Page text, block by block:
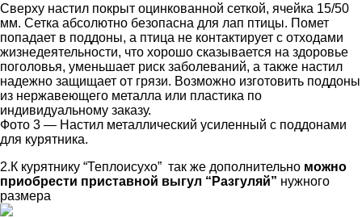
Сверху настил покрыт оцинкованной сеткой, ячейка 15/50
мм. Сетка абсолютно безопасна для лап птицы. Помет
попадает в поддоны, а птица не контактирует с отходами
жизнедеятельности, что хорошо сказывается на здоровье
поголовья, уменьшает риск заболеваний, а также настил
надежно защищает от грязи. Возможно изготовить поддоны
из нержавеющего металла или пластика по
индивидуальному заказу.
Фото 3 — Настил металлический усиленный с поддонами
для курятника.
2.К курятнику “Теплоисухо” так же дополнительно можно
приобрести приставной выгул “Разгуляй” нужного
размера